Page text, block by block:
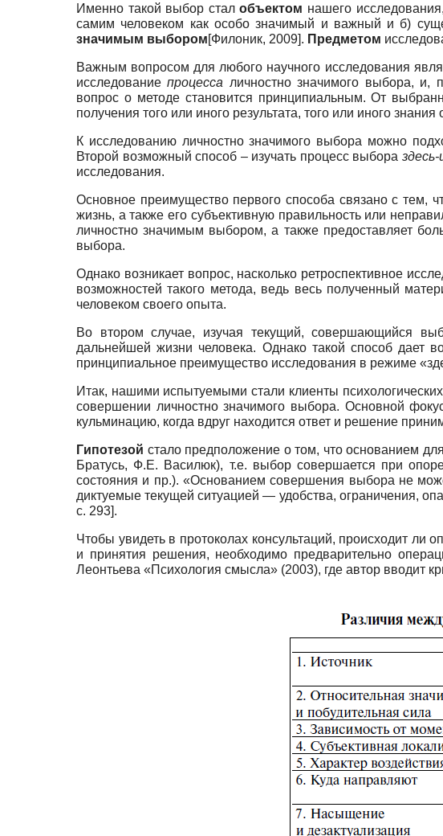
Именно такой выбор сталобъектом нашего
самим человеком как особо значимый и важный и б)
значимым выбором[Филоник, 2009]. Предметом
Важным вопросом для любого научного исследования
исследованиепроцесса личностно значимого выбора, и,
вопрос о методе становится принципиальным. От
получения того или иного результата, того или иного
К исследованию личностно значимого выбора можно
Второй возможный способ – изучать процесс выбораздесь-
исследования.
Основное преимущество первого способа связано с тем,
жизнь, а также его субъективную правильность или
личностно значимым выбором, а также предоставляет
выбора.
Однако возникает вопрос, насколько ретроспективное
возможностей такого метода, ведь весь полученный
человеком своего опыта.
Во втором случае, изучая текущий, совершающийся
дальнейшей жизни человека. Однако такой способ дает
принципиальное преимущество исследования в режиме
Итак, нашими испытуемыми стали клиенты
совершении личностно значимого выбора. Основной
кульминацию, когда вдруг находится ответ и решение
Гипотезой стало предположение о том, что основанием
Братусь, Ф.Е. Василюк), т.е. выбор совершается при
состояния и пр.). «Основанием совершения выбора не
диктуемые текущей ситуацией — удобства, ограничения,
с. 293].
Чтобы увидеть в протоколах консультаций, происходит ли
и принятия решения, необходимо предварительно
Леонтьева «Психология смысла» (2003), где автор вводит